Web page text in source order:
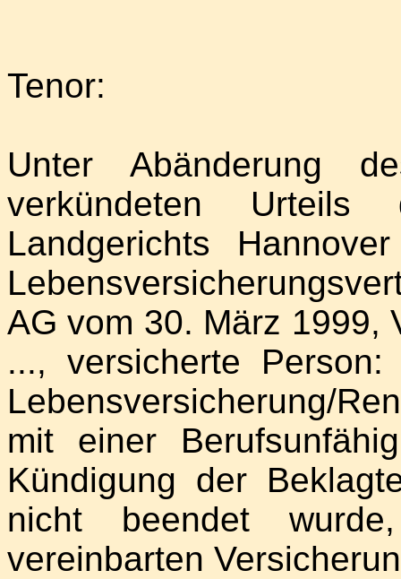
Tenor:
Unter Abänderung
verkündeten
Landgerichts
AG vom 30. März 1999,
..., versicherte
Lebensversicherung/
mit einer
Kündigung der
nicht beendet
vereinbarten